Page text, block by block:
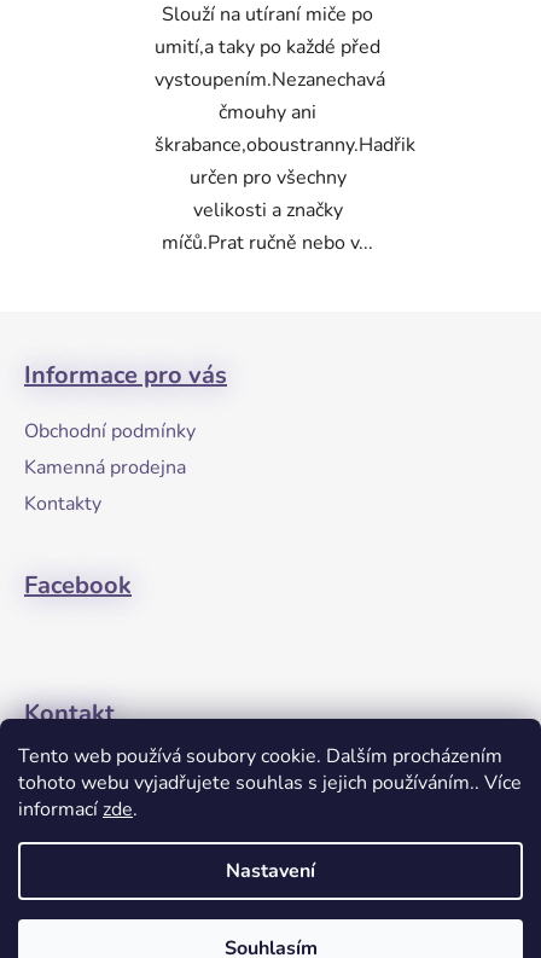
Tento web používá soubory cookie. Dalším procházením
tohoto webu vyjadřujete souhlas s jejich používáním.. Více
informacízde.
Nastavení
Souhlasím
Slouží na utíraní miče po
umití,a taky po každé před
vystoupením.Nezanechavá
čmouhy ani
škrabance,oboustranny.Hadřik
určen pro všechny
velikosti a značky
míčů.Prat ručně nebo v...
Informace pro vás
Obchodní podmínky
Kamenná prodejna
Kontakty
Facebook
Kontakt
+420608274762